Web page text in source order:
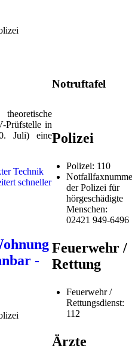
Prüfstelle in
Juli) eine
Technik
schneller
-
Notruftafel
Polizei
Polizei: 110
der Polizei für
hörgeschädigte
Menschen:
02421 949-6496
Feuerwehr /
Rettung
Feuerwehr /
Rettungsdienst:
112
Ärzte